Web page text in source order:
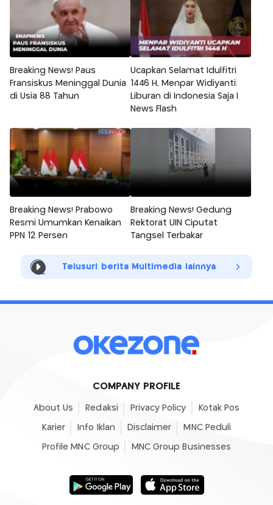
Breaking News! Paus
Fransiskus Meninggal Dunia
di Usia 88 Tahun
Ucapkan Selamat Idulfitri
1446 H, Menpar Widiyanti:
Liburan di Indonesia Saja |
News Flash
Breaking News! Prabowo
Resmi Umumkan Kenaikan
PPN 12 Persen
Breaking News! Gedung
Rektorat UIN Ciputat
Tangsel Terbakar
Telusuri berita Multimedia lainnya
COMPANY PROFILE
About Us Redaksi Privacy Policy Kotak Pos
Karier Info Iklan Disclaimer MNC Peduli
Profile MNC Group MNC Group Businesses